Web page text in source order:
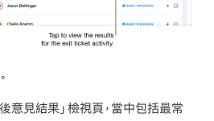
後意見結果」檢視頁，當中包括最常